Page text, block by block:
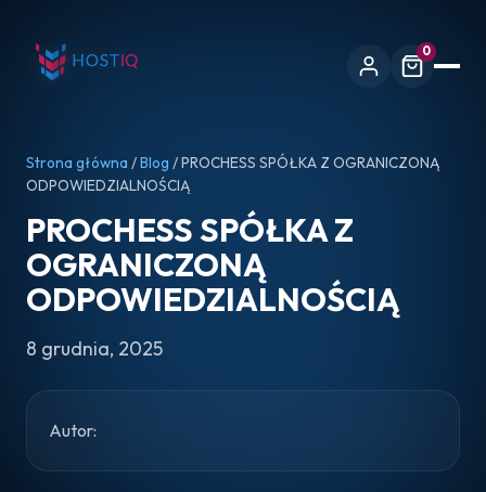
0
Strona główna /Blog / PROCHESS SPÓŁKA Z OGRANICZONĄ
ODPOWIEDZIALNOŚCIĄ
PROCHESS SPÓŁKA Z
OGRANICZONĄ
ODPOWIEDZIALNOŚCIĄ
8 grudnia, 2025
Autor: